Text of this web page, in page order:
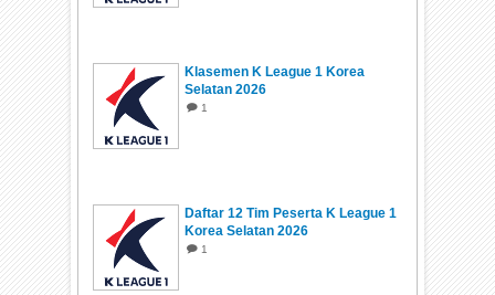
Klasemen K League 1 Korea
Selatan 2026
1
Daftar 12 Tim Peserta K League 1
Korea Selatan 2026
1